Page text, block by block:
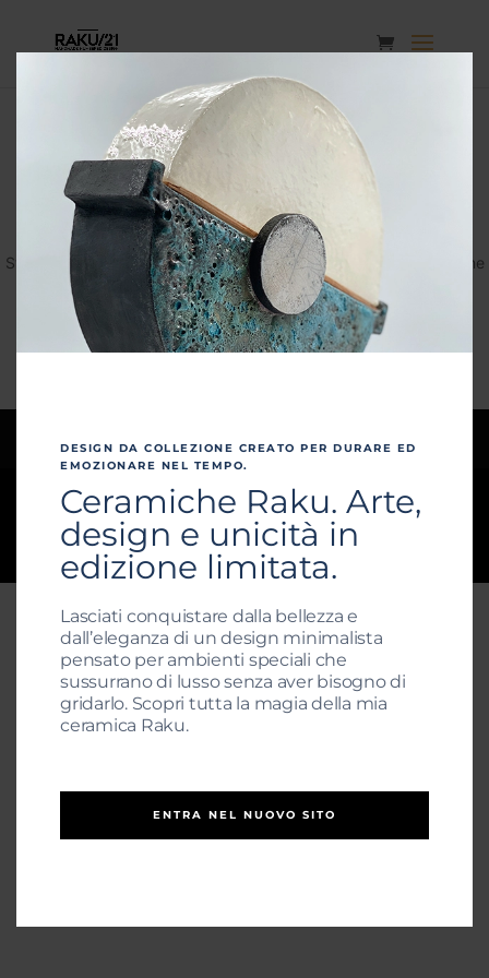
Grandi cose all'orizzonte
Sta nascendo qualcosa di grosso! Il nostro negozio è in lavorazione
e aprirà presto!
© 2025 Raku21.com | Tutti i diritti riservati |
MRTGLC65L05A479F
DESIGN DA COLLEZIONE CREATO PER DURARE ED
EMOZIONARE NEL TEMPO.
Ceramiche Raku. Arte,
design e unicità in
edizione limitata.
Lasciati conquistare dalla bellezza e
dall’eleganza di un design minimalista
pensato per ambienti speciali che
sussurrano di lusso senza aver bisogno di
gridarlo. Scopri tutta la magia della mia
ceramica Raku.
ENTRA NEL NUOVO SITO